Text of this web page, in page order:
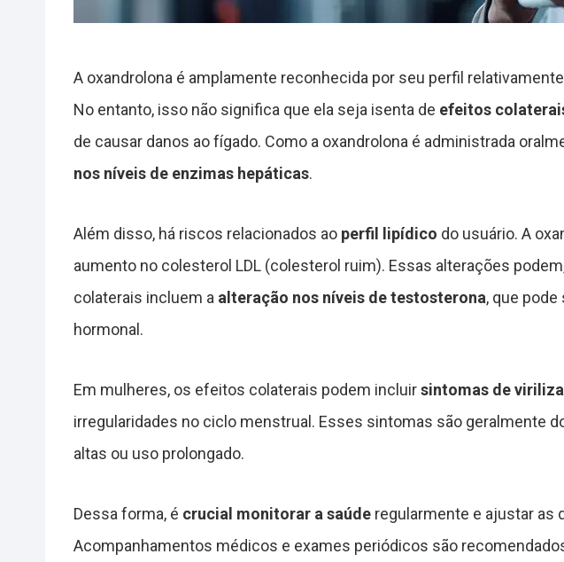
A oxandrolona é amplamente reconhecida por seu perfil
No entanto, isso não significa que ela seja isenta de efeitos
de causar danos ao fígado. Como a oxandrolona é administrada
nos níveis de enzimas hepáticas.
Além disso, há riscos relacionados ao perfil lipídico do usuário. A
aumento no colesterol LDL (colesterol ruim). Essas alterações
colaterais incluem a alteração nos níveis de testosterona, que
hormonal.
Em mulheres, os efeitos colaterais podem incluirsintomas de
irregularidades no ciclo menstrual. Esses sintomas são geralmente
altas ou uso prolongado.
Dessa forma, é crucial monitorar a saúde regularmente e ajustar as
Acompanhamentos médicos e exames periódicos são